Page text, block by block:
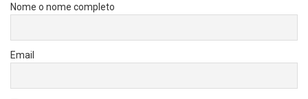
Nome o nome completo
Email